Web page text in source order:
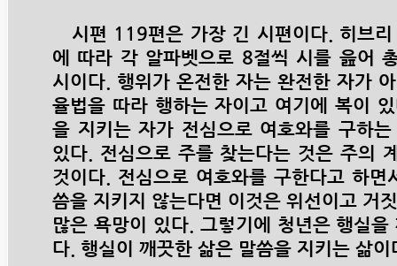
시편 119편은 가장 긴 시편이다. 히브
에 따라 각 알파벳으로 8절씩 시를 읊어
시이다. 행위가 온전한 자는 완전한 자가
율법을 따라 행하는 자이고 여기에 복이
을 지키는 자가 전심으로 여호와를 구하
있다. 전심으로 주를 찾는다는 것은 주의
것이다. 전심으로 여호와를 구한다고 하면
씀을 지키지 않는다면 이것은 위선이고 거
많은 욕망이 있다. 그렇기에 청년은 행실
다. 행실이 깨끗한 삶은 말씀을 지키는 삶